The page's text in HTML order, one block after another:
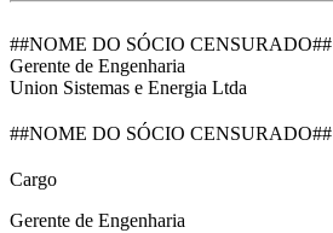
##NOME DO SÓCIO CENSURADO##
Gerente de Engenharia
Union Sistemas e Energia Ltda
##NOME DO SÓCIO CENSURADO##
Cargo
Gerente de Engenharia